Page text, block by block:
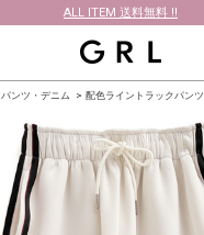
ALL ITEM 送料無料 !!
パンツ・デニム 配色ライントラックパンツ